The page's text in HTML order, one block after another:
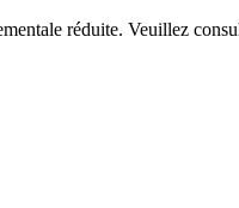
réduite. Veuillez